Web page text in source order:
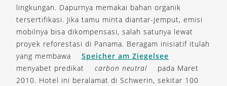
lingkungan. Dapurnya memakai bahan organik
tersertifikasi. Jika tamu minta diantar-jemput, emisi
mobilnya bisa dikompensasi, salah satunya lewat
proyek reforestasi di Panama. Beragam inisiatif itulah
yang membawa
Speicher am Ziegelsee
menyabet predikat
carbon neutral
pada Maret
2010. Hotel ini beralamat di Schwerin, sekitar 100